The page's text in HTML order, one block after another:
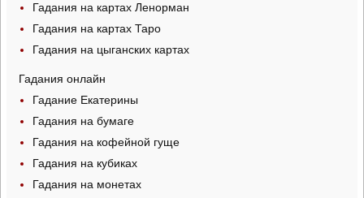
Гадания на картах Ленорман
Гадания на картах Таро
Гадания на цыганских картах
Гадания онлайн
Гадание Екатерины
Гадания на бумаге
Гадания на кофейной гуще
Гадания на кубиках
Гадания на монетах